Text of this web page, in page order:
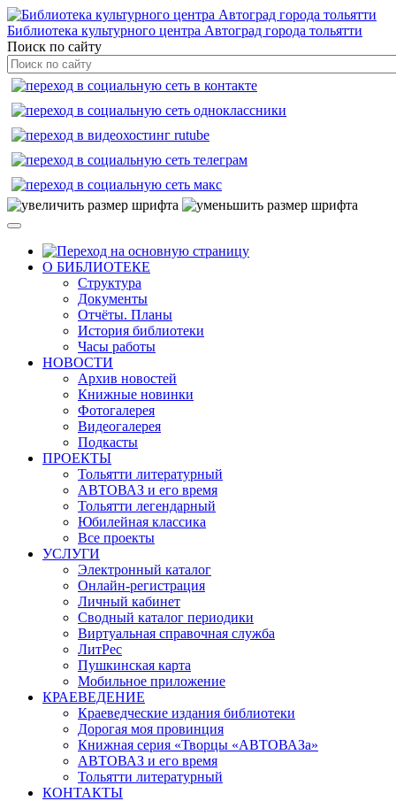
Библиотека культурного центра Автоград города тольятти
Поиск по сайту
О БИБЛИОТЕКЕ
Структура
Документы
Отчёты. Планы
История библиотеки
Часы работы
НОВОСТИ
Архив новостей
Книжные новинки
Фотогалерея
Видеогалерея
Подкасты
ПРОЕКТЫ
Тольятти литературный
АВТОВАЗ и его время
Тольятти легендарный
Юбилейная классика
Все проекты
УСЛУГИ
Электронный каталог
Онлайн-регистрация
Личный кабинет
Сводный каталог периодики
Виртуальная справочная служба
ЛитРес
Пушкинская карта
Мобильное приложение
КРАЕВЕДЕНИЕ
Краеведческие издания библиотеки
Дорогая моя провинция
Книжная серия «Творцы «АВТОВАЗа»
АВТОВАЗ и его время
Тольятти литературный
КОНТАКТЫ